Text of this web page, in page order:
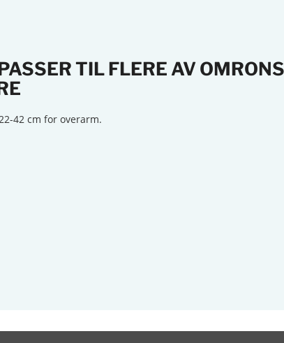
TIL FLERE AV OMRONS
42 cm for overarm.